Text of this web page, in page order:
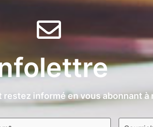
restez informé en vous abonnant
Courriel